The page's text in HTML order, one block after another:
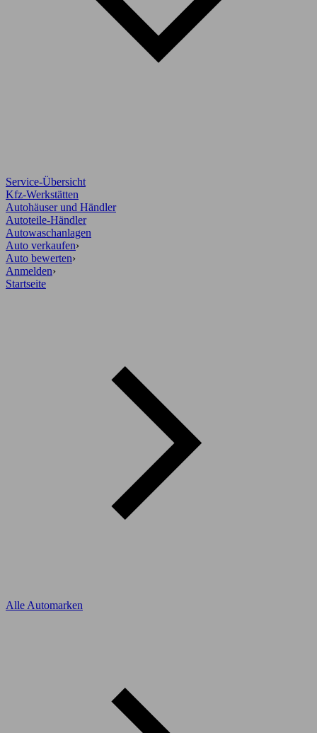
Service-Übersicht
Kfz-Werkstätten
Autohäuser und Händler
Autoteile-Händler
Autowaschanlagen
Auto verkaufen›
Auto bewerten›
Anmelden›
Startseite
Alle Automarken